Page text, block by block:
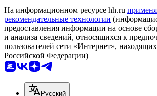
На информационном ресурсе hh.ru
рекомендательные технологии
предоставления информации на основе
и анализа сведений, относящихся к
пользователей сети «Интернет»,
Российской Федерации)
Русский